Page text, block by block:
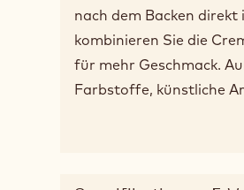
nach dem Backen
kombinieren Sie die
für mehr Geschmack.
Farbstoffe, künstliche